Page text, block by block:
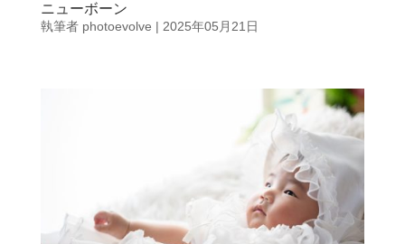
ニューボーン
執筆者 photoevolve | 2025年05月21日